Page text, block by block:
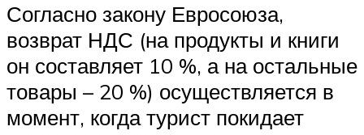
Согласно закону Евросоюза,
возврат НДС (на продукты и книги
он составляет 10 %, а на остальные
товары – 20 %) осуществляется в
момент, когда турист покидает